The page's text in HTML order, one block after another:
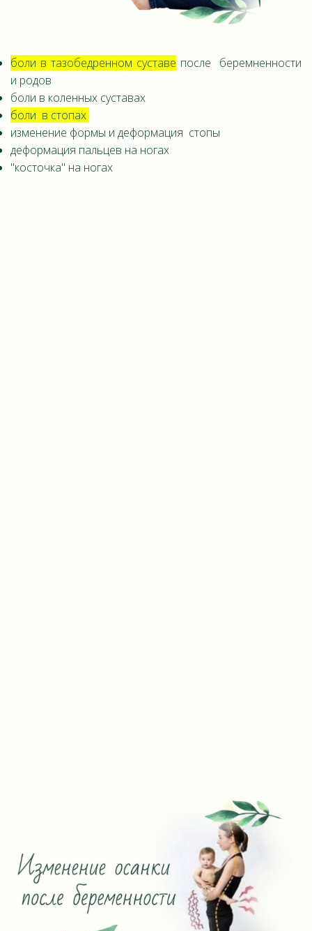
боли в тазобедренном суставе после беремненности
и родов
боли в коленных суставах
боли в стопах
изменение формы и деформация стопы
деформация пальцев на ногах
"косточка" на ногах